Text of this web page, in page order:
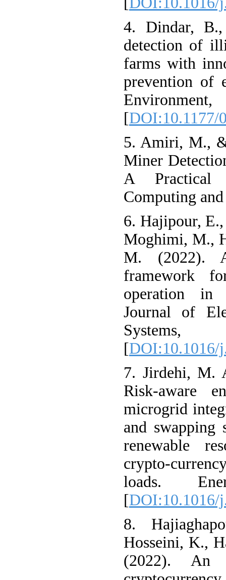
4. Dindar,
detection of
farms with
prevention of
[DOI:10.1177/
5. Amiri, M.,
Miner
A Practical
Computing
6. Hajipour,
Moghimi, M.,
M. (2022).
framework
operation in
Journal of
[DOI:10.1016/
7. Jirdehi, M.
Risk-aware
microgrid
and swapping
renewable
crypto-
loads.
[DOI:10.1016/
8.
Hosseini, K.,
(2022). An